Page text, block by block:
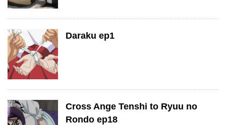
Daraku ep1
Cross Ange Tenshi to Ryuu no
Rondo ep18